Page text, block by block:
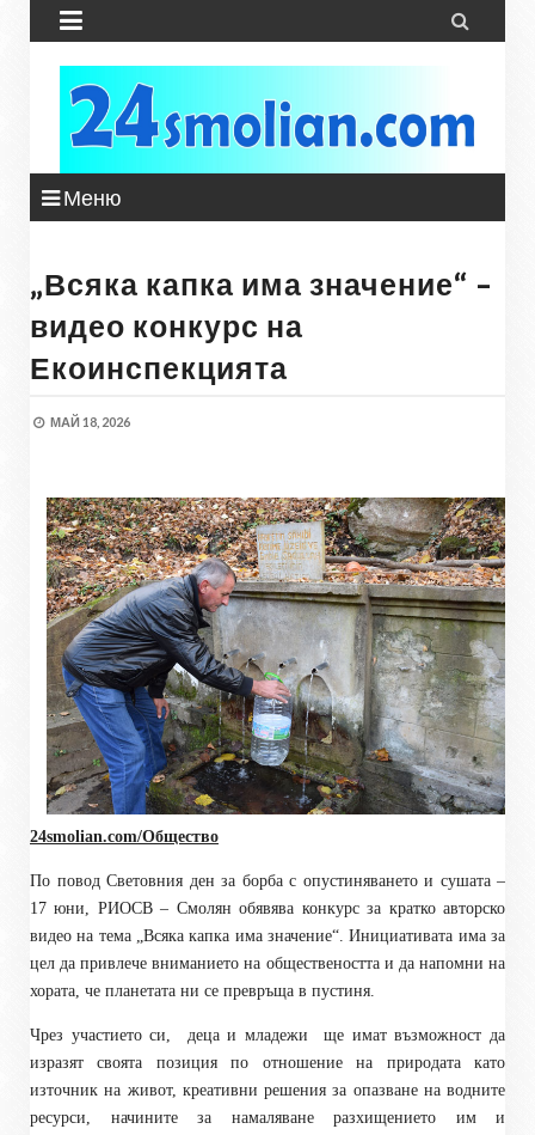
 
Меню
„Всяка капка има значение“ –
видео конкурс на
Екоинспекцията
МАЙ 18, 2026
24smolian.com/Общество
По повод Световния ден за борба с опустиняването и сушата –
17 юни, РИОСВ – Смолян обявява конкурс за кратко авторско
видео на тема „Всяка капка има значение“. Инициативата има за
цел да привлече вниманието на обществеността и да напомни на
хората, че планетата ни се превръща в пустиня.
Чрез участието си, деца и младежи
ще имат възможност да
изразят своята позиция по отношение на природата като
източник на живот, креативни решения за опазване на водните
ресурси, начините за намаляване разхищението им и